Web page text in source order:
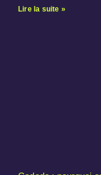
Lire la suite »